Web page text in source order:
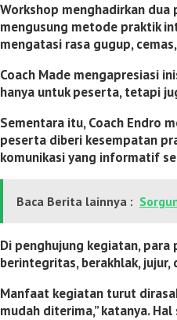
Workshop menghadirkan dua
mengusung metode praktik
mengatasi rasa gugup,
Coach Made mengapresiasi
hanya untuk peserta, tetapi
Sementara itu, Coach Endro
peserta diberi kesempatan
komunikasi yang informatif
Baca Berita lainnya :
Di penghujung kegiatan,
berintegritas, berakhlak,
Manfaat kegiatan turut
mudah diterima,” katanya.